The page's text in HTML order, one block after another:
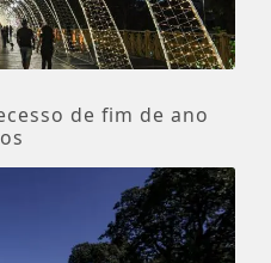
de fim de ano